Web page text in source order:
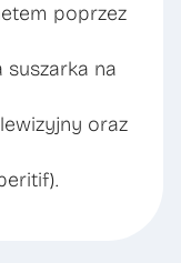
poprzez
na
oraz